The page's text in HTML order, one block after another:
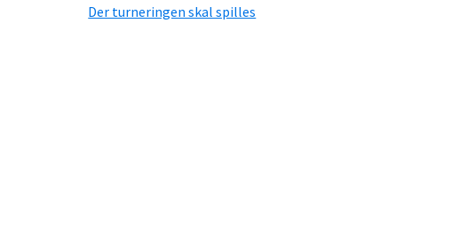
Der turneringen skal spilles